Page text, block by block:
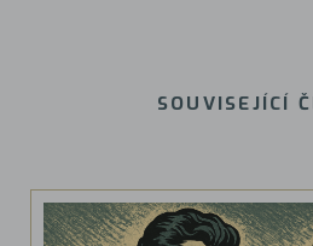
SOUVISEJÍCÍ